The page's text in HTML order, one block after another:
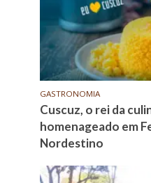
GASTRONOMIA
Cuscuz, o rei da
homenageado em
Nordestino